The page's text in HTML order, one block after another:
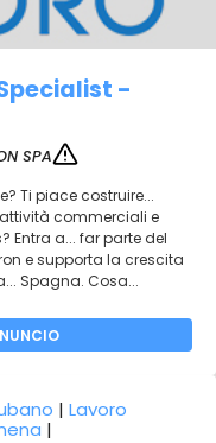
-
SPA
Ti piace costruire...
commerciali e
Entra a... far parte del
e supporta la crescita
Spagna. Cosa...
|Lavoro
|